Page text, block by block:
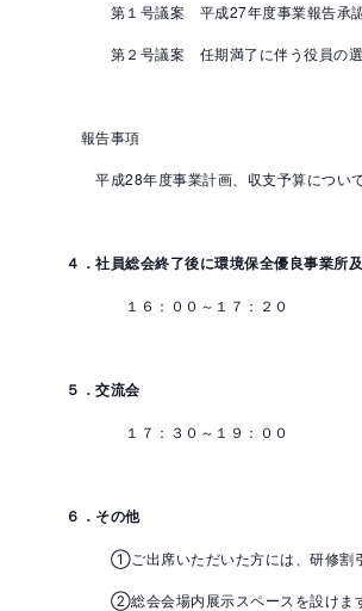
第１号議案 平成27年度事業報告承
第２号議案 任期満了に伴う役員の選
報告事項
平成28年度事業計画、収支予算につい
４．社員総会終了後に環境保全優良事業所
１６：００～１７：２０
５．交流会
１７：３０～１９：００
６．その他
①ご出席いただいた方には、研修割引
②総会会場内展示スペースを設けます